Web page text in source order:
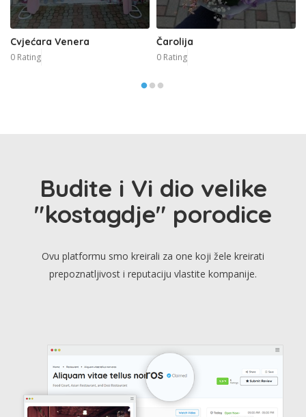
Cvjećara Venera
0 Rating
Čarolija
0 Rating
Budite i Vi dio velike
"kostagdje" porodice
Ovu platformu smo kreirali za one koji žele kreirati
prepoznatljivost i reputaciju vlastite kompanije.